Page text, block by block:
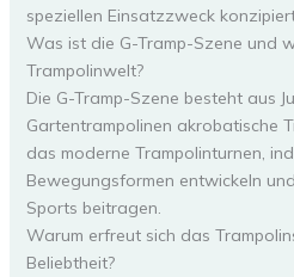
speziellen Einsatzzweck
Was ist die G-Tramp-Szene und
Trampolinwelt?
Die G-Tramp-Szene besteht aus
Gartentrampolinen akrobatische
das moderne Trampolinturnen,
Bewegungsformen entwickeln
Sports beitragen.
Warum erfreut sich das
Beliebtheit?